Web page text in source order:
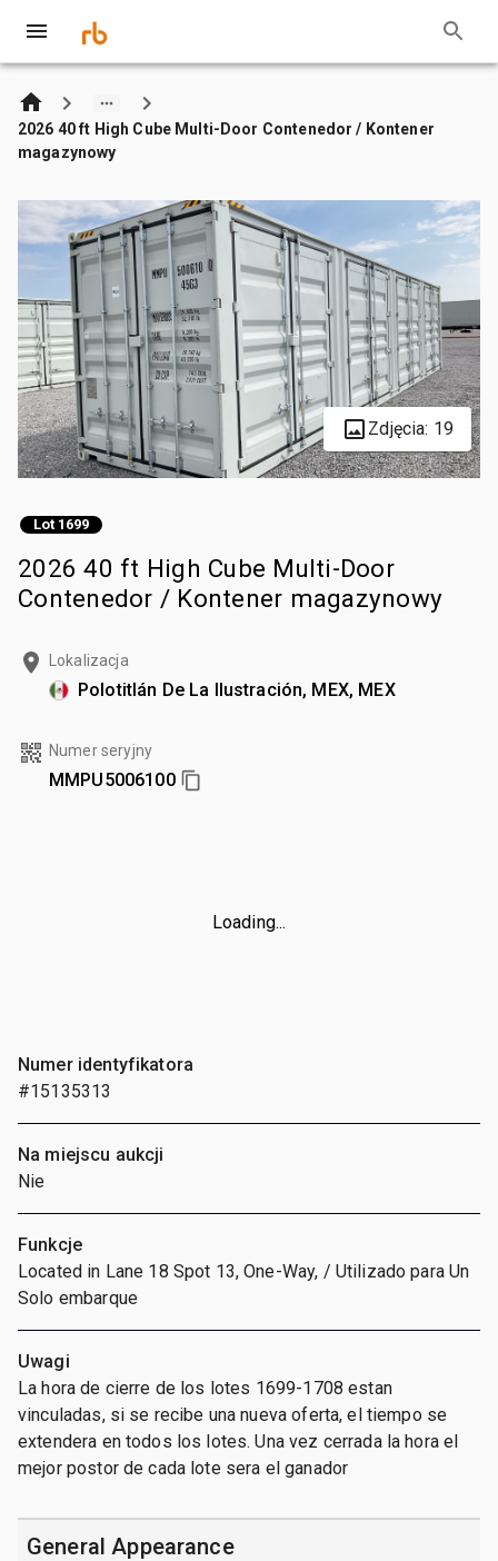
2026 40 ft High Cube Multi-Door Contenedor / Kontener
magazynowy
Zdjęcia: 19
Lot 1699
2026 40 ft High Cube Multi-Door
Contenedor / Kontener magazynowy
Lokalizacja
Polotitlán De La Ilustración, MEX, MEX
Numer seryjny
MMPU5006100
Loading...
Numer identyfikatora
#15135313
Na miejscu aukcji
Nie
Funkcje
Located in Lane 18 Spot 13, One-Way, / Utilizado para Un
Solo embarque
Uwagi
La hora de cierre de los lotes 1699-1708 estan
vinculadas, si se recibe una nueva oferta, el tiempo se
extendera en todos los lotes. Una vez cerrada la hora el
mejor postor de cada lote sera el ganador
General Appearance